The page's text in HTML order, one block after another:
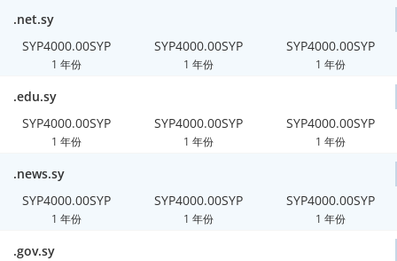
.net.sy
SYP4000.00SYP
1 年份
SYP4000.00SYP
1 年份
SYP4000.00SYP
1 年份
.edu.sy
SYP4000.00SYP
1 年份
SYP4000.00SYP
1 年份
SYP4000.00SYP
1 年份
.news.sy
SYP4000.00SYP
1 年份
SYP4000.00SYP
1 年份
SYP4000.00SYP
1 年份
.gov.sy